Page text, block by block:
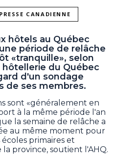
CANADIENNE
hôtels au Québec
période de relâche
«tranquille», selon
hôtellerie du Québec
d'un sondage
de ses membres.
sont «généralement en
à la même période l'an
la semaine de relâche a
au même moment pour
écoles primaires et
la province, soutient l'AHQ.